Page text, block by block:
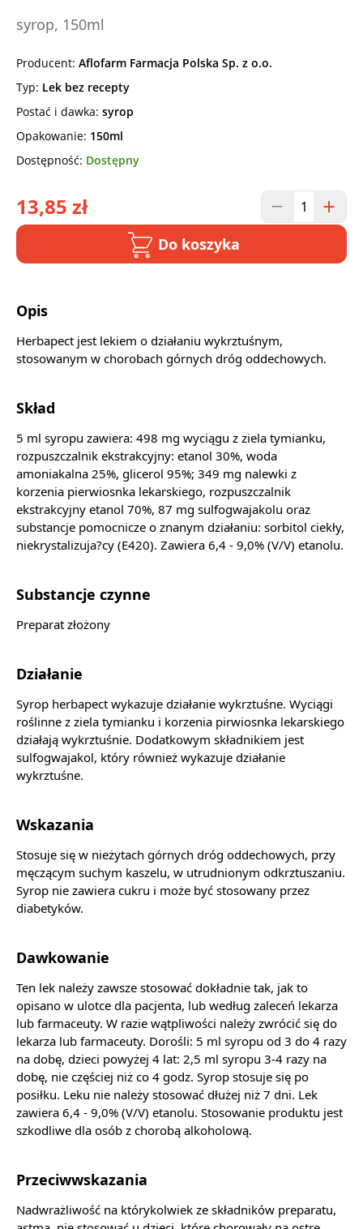
syrop, 150ml
Producent: Aflofarm Farmacja Polska Sp. z o.o.
Typ: Lek bez recepty
Postać i dawka: syrop
Opakowanie: 150ml
Dostępność: Dostępny
13,85 zł
Do koszyka
Opis
Herbapect jest lekiem o działaniu wykrztuśnym,
stosowanym w chorobach górnych dróg oddechowych.
Skład
5 ml syropu zawiera: 498 mg wyciągu z ziela tymianku,
rozpuszczalnik ekstrakcyjny: etanol 30%, woda
amoniakalna 25%, glicerol 95%; 349 mg nalewki z
korzenia pierwiosnka lekarskiego, rozpuszczalnik
ekstrakcyjny etanol 70%, 87 mg sulfogwajakolu oraz
substancje pomocnicze o znanym działaniu: sorbitol ciekły,
niekrystalizuja?cy (E420). Zawiera 6,4 - 9,0% (V/V) etanolu.
Substancje czynne
Preparat złożony
Działanie
Syrop herbapect wykazuje działanie wykrztuśne. Wyciągi
roślinne z ziela tymianku i korzenia pirwiosnka lekarskiego
działają wykrztuśnie. Dodatkowym składnikiem jest
sulfogwajakol, który również wykazuje działanie
wykrztuśne.
Wskazania
Stosuje się w nieżytach górnych dróg oddechowych, przy
męczącym suchym kaszelu, w utrudnionym odkrztuszaniu.
Syrop nie zawiera cukru i może być stosowany przez
diabetyków.
Dawkowanie
Ten lek należy zawsze stosować dokładnie tak, jak to
opisano w ulotce dla pacjenta, lub według zaleceń lekarza
lub farmaceuty. W razie wątpliwości należy zwrócić się do
lekarza lub farmaceuty. Dorośli: 5 ml syropu od 3 do 4 razy
na dobę, dzieci powyżej 4 lat: 2,5 ml syropu 3-4 razy na
dobę, nie częściej niż co 4 godz. Syrop stosuje się po
posiłku. Leku nie należy stosować dłużej niż 7 dni. Lek
zawiera 6,4 - 9,0% (V/V) etanolu. Stosowanie produktu jest
szkodliwe dla osób z chorobą alkoholową.
Przeciwwskazania
Nadwrażliwość na którykolwiek ze składników preparatu,